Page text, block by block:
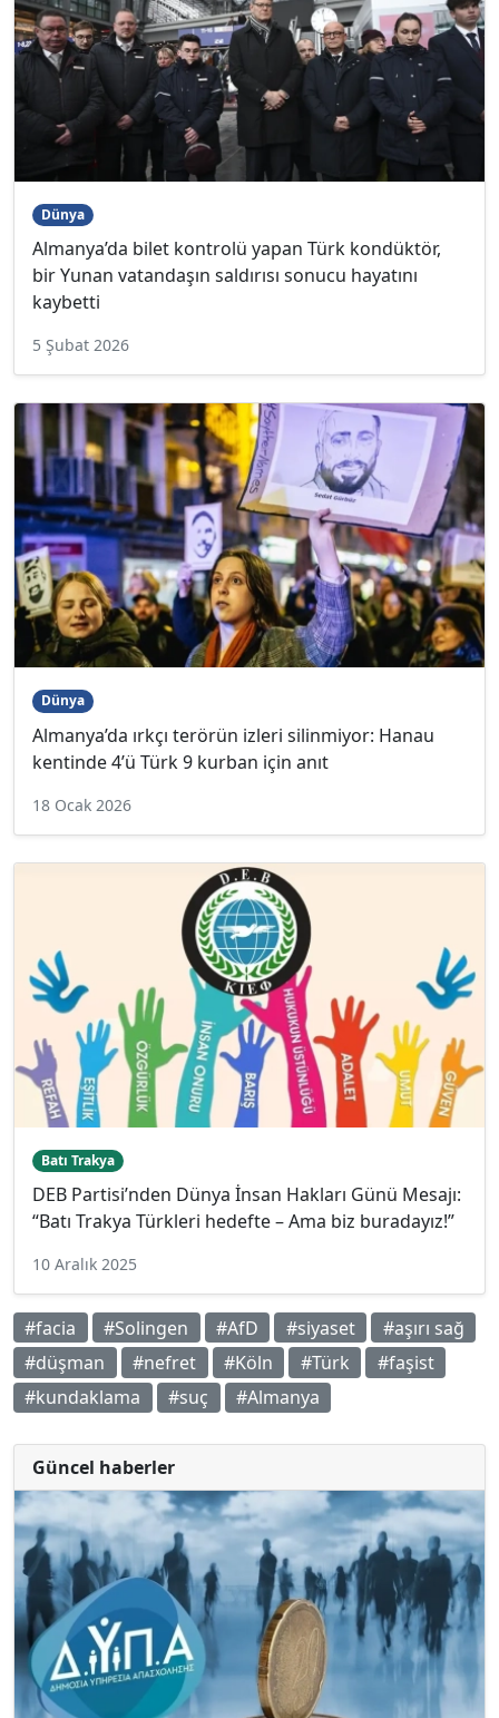
Dünya
Almanya’da bilet kontrolü yapan Türk kondüktör,
bir Yunan vatandaşın saldırısı sonucu hayatını
kaybetti
5 Şubat 2026
Dünya
Almanya’da ırkçı terörün izleri silinmiyor: Hanau
kentinde 4’ü Türk 9 kurban için anıt
18 Ocak 2026
Batı Trakya
DEB Partisi’nden Dünya İnsan Hakları Günü Mesajı:
“Batı Trakya Türkleri hedefte – Ama biz buradayız!”
10 Aralık 2025
#facia #Solingen #AfD #siyaset
#aşırı sağ
#düşman
#nefret #Köln #Türk
#faşist
#kundaklama
#suç #Almanya
Güncel haberler